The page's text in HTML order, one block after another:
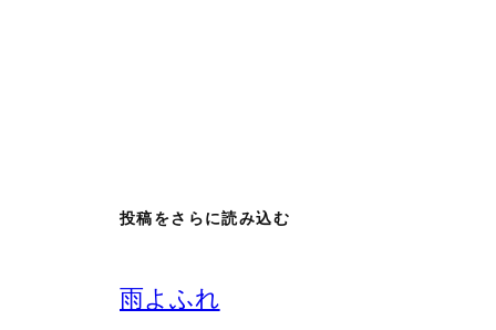
投稿をさらに読み込む
雨よふれ